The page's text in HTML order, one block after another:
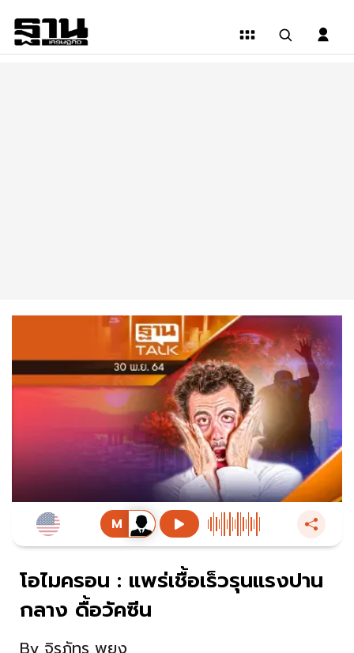
โอไมครอน : แพร่เชื้อเร็วรุนแรงปาน
กลาง ดื้อวัคซีน
By จิรภัทร พยุง